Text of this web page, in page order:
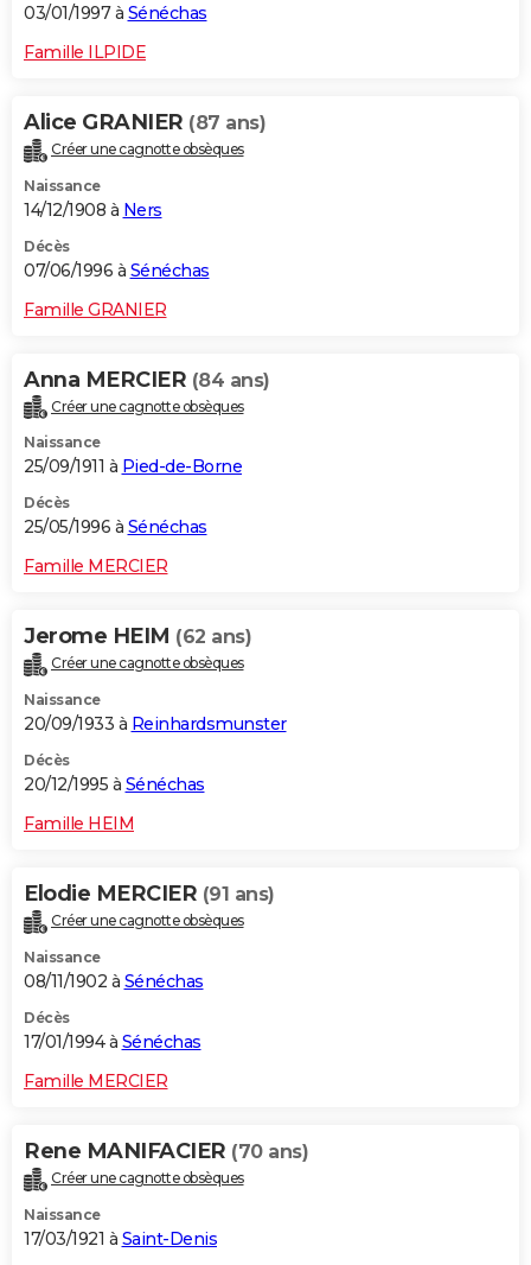
03/01/1997 à Sénéchas
Famille ILPIDE
Alice GRANIER (87 ans)
Créer une cagnotte obsèques
Naissance
14/12/1908 à Ners
Décès
07/06/1996 à Sénéchas
Famille GRANIER
Anna MERCIER (84 ans)
Créer une cagnotte obsèques
Naissance
25/09/1911 à Pied-de-Borne
Décès
25/05/1996 à Sénéchas
Famille MERCIER
Jerome HEIM (62 ans)
Créer une cagnotte obsèques
Naissance
20/09/1933 à Reinhardsmunster
Décès
20/12/1995 à Sénéchas
Famille HEIM
Elodie MERCIER (91 ans)
Créer une cagnotte obsèques
Naissance
08/11/1902 à Sénéchas
Décès
17/01/1994 à Sénéchas
Famille MERCIER
Rene MANIFACIER (70 ans)
Créer une cagnotte obsèques
Naissance
17/03/1921 à Saint-Denis